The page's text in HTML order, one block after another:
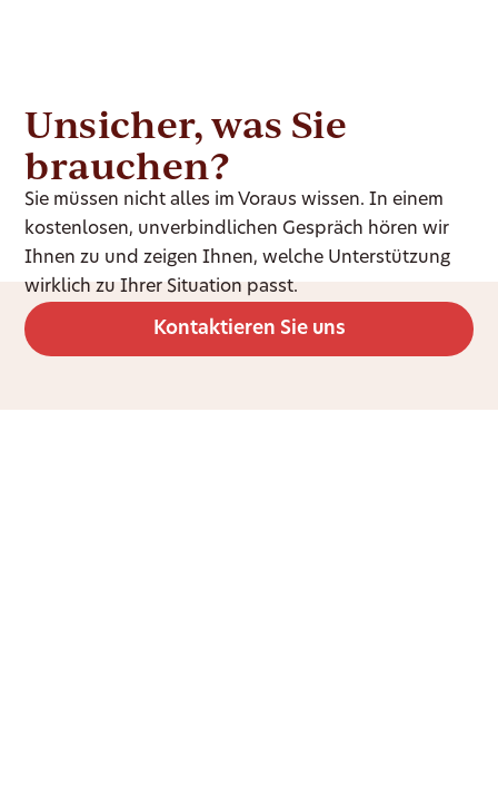
Unsicher, was Sie
brauchen?
Sie müssen nicht alles im Voraus wissen. In einem
kostenlosen, unverbindlichen Gespräch hören wir
Ihnen zu und zeigen Ihnen, welche Unterstützung
wirklich zu Ihrer Situation passt.
Kontaktieren Sie uns